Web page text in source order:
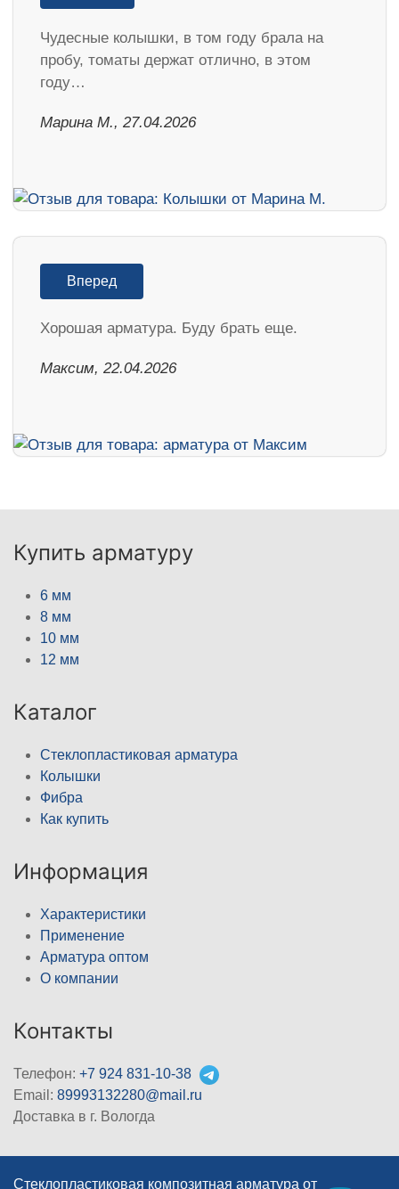
Чудесные колышки, в том году брала на
пробу, томаты держат отлично, в этом
году…
Марина М., 27.04.2026
Вперед
Хорошая арматура. Буду брать еще.
Максим, 22.04.2026
Купить арматуру
6 мм
8 мм
10 мм
12 мм
Каталог
Стеклопластиковая арматура
Колышки
Фибра
Как купить
Информация
Характеристики
Применение
Арматура оптом
О компании
Контакты
Телефон: +7 924 831-10-38
Email: 89993132280@mail.ru
Доставка в г. Вологда
Стеклопластиковая композитная арматура от